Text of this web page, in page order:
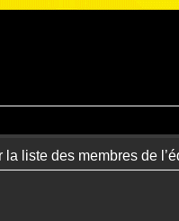
liste des membres de